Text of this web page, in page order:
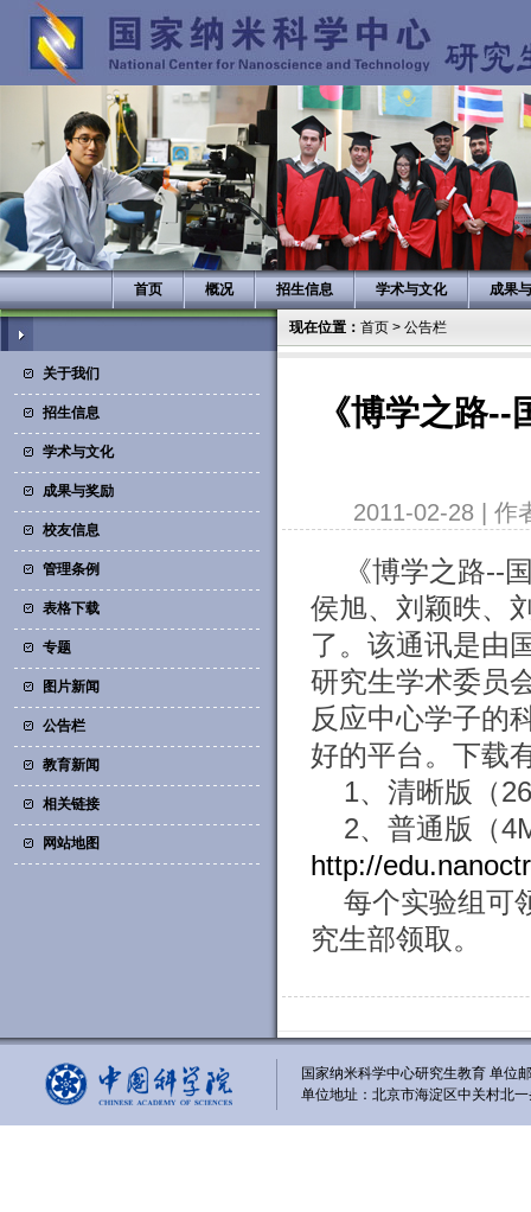
首页 概况 招生信息 学术与文化 成果
关于我们
招生信息
学术与文化
成果与奖励
校友信息
管理条例
表格下载
专题
图片新闻
公告栏
教育新闻
相关链接
网站地图
现在位置： 首页 > 公告栏
《博学之路
2011-02-28 | 作
《博学之路--
侯旭、刘颖昳、
了。该通讯是由
研究生学术委员
反应中心学子的
好的平台。下载
1、清晰版（
2、普通版（
http://
每个实验组可
究生部领取。
国家纳米科学中心研究生教育 单位
单位地址：北京市海淀区中关村北